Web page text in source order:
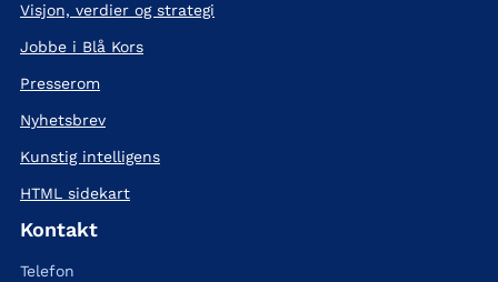
Visjon, verdier og strategi
Jobbe i Blå Kors
Presserom
Nyhetsbrev
Kunstig intelligens
HTML sidekart
Kontakt
Telefon